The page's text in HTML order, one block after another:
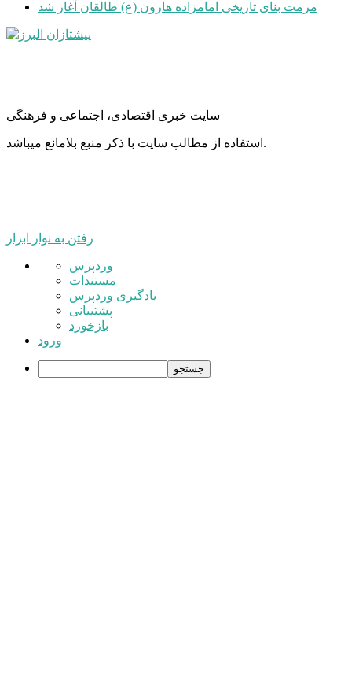
مرمت بنای تاریخی امامزاده هارون (ع) طالقان آغاز شد
سایت خبری اقتصادی، اجتماعی و فرهنگی
استفاده از مطالب سایت با ذکر منبع بلامانع میباشد.
رفتن به نوار ابزار
درباره
وردپرس
وردپرس
مستندات
یادگیری وردپرس
پشتیبانی
بازخورد
ورود
جستجو